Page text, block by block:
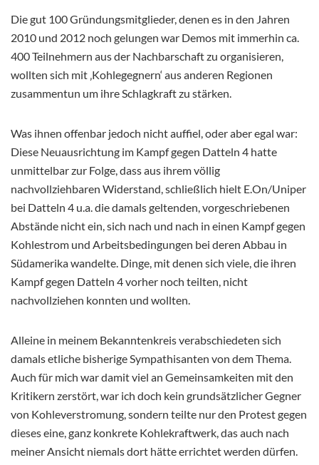
Die gut 100 Gründungsmitglieder, denen es in den Jahren
2010 und 2012 noch gelungen war Demos mit immerhin ca.
400 Teilnehmern aus der Nachbarschaft zu organisieren,
wollten sich mit ‚Kohlegegnern‘ aus anderen Regionen
zusammentun um ihre Schlagkraft zu stärken.
Was ihnen offenbar jedoch nicht auffiel, oder aber egal war:
Diese Neuausrichtung im Kampf gegen Datteln 4 hatte
unmittelbar zur Folge, dass aus ihrem völlig
nachvollziehbaren Widerstand, schließlich hielt E.On/Uniper
bei Datteln 4 u.a. die damals geltenden, vorgeschriebenen
Abstände nicht ein, sich nach und nach in einen Kampf gegen
Kohlestrom und Arbeitsbedingungen bei deren Abbau in
Südamerika wandelte. Dinge, mit denen sich viele, die ihren
Kampf gegen Datteln 4 vorher noch teilten, nicht
nachvollziehen konnten und wollten.
Alleine in meinem Bekanntenkreis verabschiedeten sich
damals etliche bisherige Sympathisanten von dem Thema.
Auch für mich war damit viel an Gemeinsamkeiten mit den
Kritikern zerstört, war ich doch kein grundsätzlicher Gegner
von Kohleverstromung, sondern teilte nur den Protest gegen
dieses eine, ganz konkrete Kohlekraftwerk, das auch nach
meiner Ansicht niemals dort hätte errichtet werden dürfen.